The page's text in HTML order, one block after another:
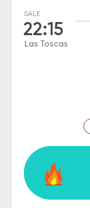
SALE
22:15
Las Toscas